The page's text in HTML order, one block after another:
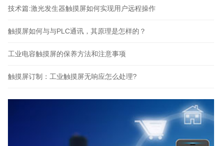
技术篇:激光发生器触摸屏如何实现用户远程操作
触摸屏如何与与PLC通讯，其原理是怎样的？
工业电容触摸屏的保养方法和注意事项
触摸屏订制：工业触摸屏无响应怎么处理?